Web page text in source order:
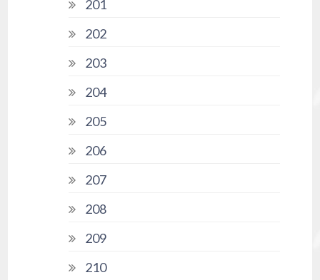
201
202
203
204
205
206
207
208
209
210